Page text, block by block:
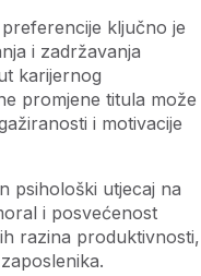
ključno je
i zadržavanja
karijernog
promjene titula može
i motivacije
psihološki utjecaj na
i posvećenost
razina produktivnosti,